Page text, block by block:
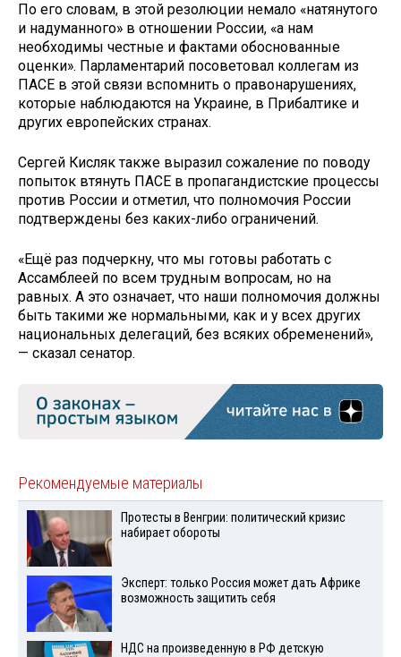
По его словам, в этой резолюции немало «натянутого
и надуманного» в отношении России, «а нам
необходимы честные и фактами обоснованные
оценки». Парламентарий посоветовал коллегам из
ПАСЕ в этой связи вспомнить о правонарушениях,
которые наблюдаются на Украине, в Прибалтике и
других европейских странах.
Сергей Кисляк также выразил сожаление по поводу
попыток втянуть ПАСЕ в пропагандистские процессы
против России и отметил, что полномочия России
подтверждены без каких-либо ограничений.
«Ещё раз подчеркну, что мы готовы работать с
Ассамблеей по всем трудным вопросам, но на
равных. А это означает, что наши полномочия должны
быть такими же нормальными, как и у всех других
национальных делегаций, без всяких обременений»,
— сказал сенатор.
Рекомендуемые материалы
Протесты в Венгрии: политический кризис
набирает обороты
Эксперт: только Россия может дать Африке
возможность защитить себя
НДС на произведенную в РФ детскую